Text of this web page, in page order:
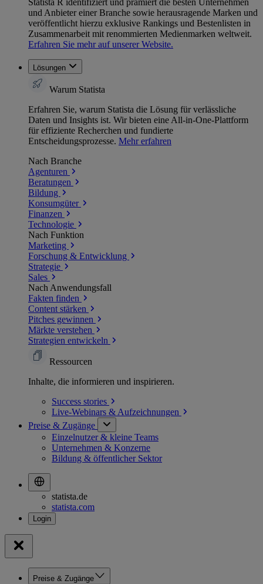
Statista R identifiziert und prämiert die besten Unternehmen
und Anbieter einer Branche sowie herausragende Marken und
veröffentlicht hierzu exklusive Rankings und Bestenlisten in
Zusammenarbeit mit renommierten Medienmarken weltweit.
Erfahren Sie mehr auf unserer Website.
Lösungen
Warum Statista
Erfahren Sie, warum Statista die Lösung für verlässliche
Daten und Insights ist. Wir bieten eine All-in-One-Plattform
für effiziente Recherchen und fundierte
Entscheidungsprozesse. Mehr erfahren
Nach Branche
Agenturen
Beratungen
Bildung
Konsumgüter
Finanzen
Technologie
Nach Funktion
Marketing
Forschung & Entwicklung
Strategie
Sales
Nach Anwendungsfall
Fakten finden
Content stärken
Pitches gewinnen
Märkte verstehen
Strategien entwickeln
Ressourcen
Inhalte, die informieren und inspirieren.
Success stories
Live-Webinars & Aufzeichnungen
Preise & Zugänge
Einzelnutzer & kleine Teams
Unternehmen & Konzerne
Bildung & öffentlicher Sektor
statista.de
statista.com
Preise & Zugänge